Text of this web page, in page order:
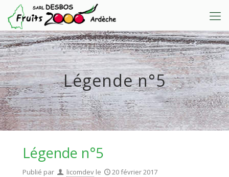
Légende n°5
Légende n°5
Publié par licomdev le 20 février 2017